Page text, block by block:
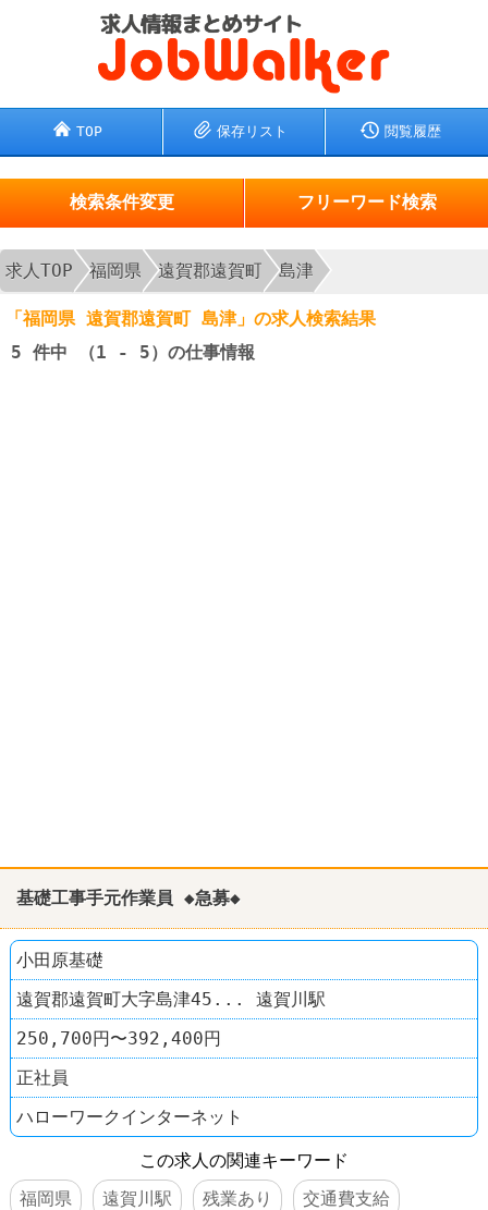
TOP 保存リスト 閲覧履歴
検索条件変更 フリーワード検索
求人TOP 福岡県 遠賀郡遠賀町 島津
「福岡県 遠賀郡遠賀町 島津」の求人検索結果
5 件中 （1 - 5）の仕事情報
基礎工事手元作業員 ◆急募◆
小田原基礎
遠賀郡遠賀町大字島津45... 遠賀川駅
250,700円〜392,400円
正社員
ハローワークインターネット
この求人の関連キーワード
福岡県
遠賀川駅 残業あり 交通費支給